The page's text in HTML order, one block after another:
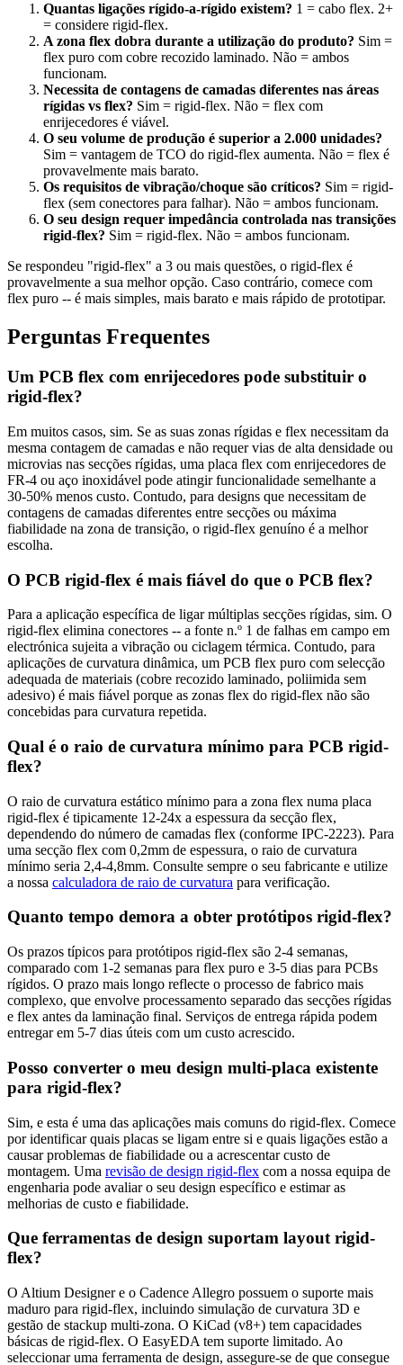
Quantas ligações rígido-a-rígido existem? 1 = cabo flex. 2+
= considere rigid-flex.
A zona flex dobra durante a utilização do produto? Sim =
flex puro com cobre recozido laminado. Não = ambos
funcionam.
Necessita de contagens de camadas diferentes nas áreas
rígidas vs flex? Sim = rigid-flex. Não = flex com
enrijecedores é viável.
O seu volume de produção é superior a 2.000 unidades?
Sim = vantagem de TCO do rigid-flex aumenta. Não = flex é
provavelmente mais barato.
Os requisitos de vibração/choque são críticos? Sim = rigid-
flex (sem conectores para falhar). Não = ambos funcionam.
O seu design requer impedância controlada nas transições
rigid-flex? Sim = rigid-flex. Não = ambos funcionam.
Se respondeu "rigid-flex" a 3 ou mais questões, o rigid-flex é
provavelmente a sua melhor opção. Caso contrário, comece com
flex puro -- é mais simples, mais barato e mais rápido de prototipar.
Perguntas Frequentes
Um PCB flex com enrijecedores pode substituir o
rigid-flex?
Em muitos casos, sim. Se as suas zonas rígidas e flex necessitam da
mesma contagem de camadas e não requer vias de alta densidade ou
microvias nas secções rígidas, uma placa flex com enrijecedores de
FR-4 ou aço inoxidável pode atingir funcionalidade semelhante a
30-50% menos custo. Contudo, para designs que necessitam de
contagens de camadas diferentes entre secções ou máxima
fiabilidade na zona de transição, o rigid-flex genuíno é a melhor
escolha.
O PCB rigid-flex é mais fiável do que o PCB flex?
Para a aplicação específica de ligar múltiplas secções rígidas, sim. O
rigid-flex elimina conectores -- a fonte n.º 1 de falhas em campo em
electrónica sujeita a vibração ou ciclagem térmica. Contudo, para
aplicações de curvatura dinâmica, um PCB flex puro com selecção
adequada de materiais (cobre recozido laminado, poliimida sem
adesivo) é mais fiável porque as zonas flex do rigid-flex não são
concebidas para curvatura repetida.
Qual é o raio de curvatura mínimo para PCB rigid-
flex?
O raio de curvatura estático mínimo para a zona flex numa placa
rigid-flex é tipicamente 12-24x a espessura da secção flex,
dependendo do número de camadas flex (conforme IPC-2223). Para
uma secção flex com 0,2mm de espessura, o raio de curvatura
mínimo seria 2,4-4,8mm. Consulte sempre o seu fabricante e utilize
a nossa calculadora de raio de curvatura para verificação.
Quanto tempo demora a obter protótipos rigid-flex?
Os prazos típicos para protótipos rigid-flex são 2-4 semanas,
comparado com 1-2 semanas para flex puro e 3-5 dias para PCBs
rígidos. O prazo mais longo reflecte o processo de fabrico mais
complexo, que envolve processamento separado das secções rígidas
e flex antes da laminação final. Serviços de entrega rápida podem
entregar em 5-7 dias úteis com um custo acrescido.
Posso converter o meu design multi-placa existente
para rigid-flex?
Sim, e esta é uma das aplicações mais comuns do rigid-flex. Comece
por identificar quais placas se ligam entre si e quais ligações estão a
causar problemas de fiabilidade ou a acrescentar custo de
montagem. Uma revisão de design rigid-flex com a nossa equipa de
engenharia pode avaliar o seu design específico e estimar as
melhorias de custo e fiabilidade.
Que ferramentas de design suportam layout rigid-
flex?
O Altium Designer e o Cadence Allegro possuem o suporte mais
maduro para rigid-flex, incluindo simulação de curvatura 3D e
gestão de stackup multi-zona. O KiCad (v8+) tem capacidades
básicas de rigid-flex. O EasyEDA tem suporte limitado. Ao
seleccionar uma ferramenta de design, assegure-se de que consegue